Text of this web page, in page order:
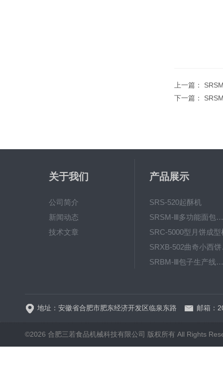
上一篇：
下一篇：
关于我们
公司简介
新闻动态
技术文章
产品展示
SRS-520起酥机
SRSM-Ⅲ多功能面包生产线 酥饼机
SRC-5000型月饼成型
SRBM-Ⅲ包子生产线（包子机）
地址：安徽省合肥市肥东经济开发区临泉东路 邮箱：
©2026 合肥三若食品机械科技有限公司 版权所有 All Rights